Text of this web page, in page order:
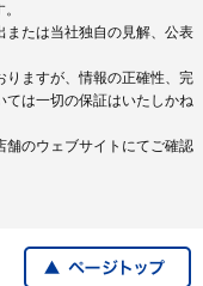
たは当社独自の見解、公表
ますが、情報の正確性、完
ては一切の保証はいたしかね
のウェブサイトにてご確認